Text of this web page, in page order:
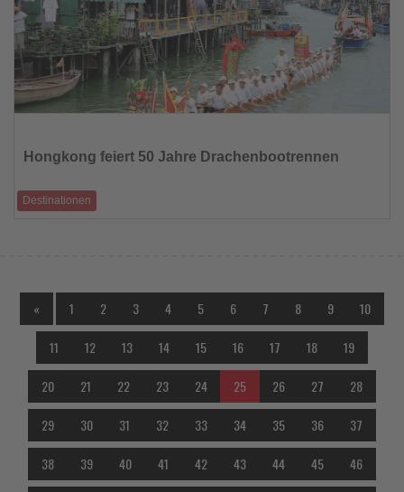
die
Nachrichten
Hongkong feiert 50 Jahre Drachenbootrennen
Destinationen
« 1 2 3 4 5 6 7 8 9 10
11 12 13 14 15 16 17 18 19
20 21 22 23 24 25 26 27 28
29 30 31 32 33 34 35 36 37
38 39 40 41 42 43 44 45 46